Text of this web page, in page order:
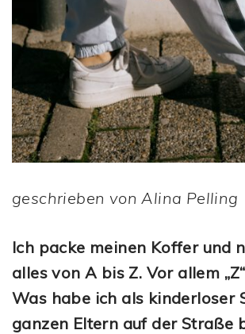
geschrieben von Alina Pelling
Ich packe meinen Koffer und
alles von A bis Z. Vor allem
Was habe ich als kinderloser
ganzen Eltern auf der Straße